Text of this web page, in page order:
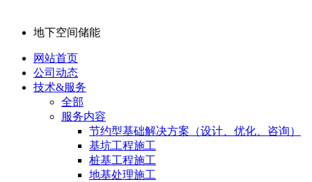
地下空间储能
网站首页
公司动态
技术&服务
全部
服务内容
节约型基础解决方案（设计、优化、咨询）
基坑工程施工
桩基工程施工
地基处理施工